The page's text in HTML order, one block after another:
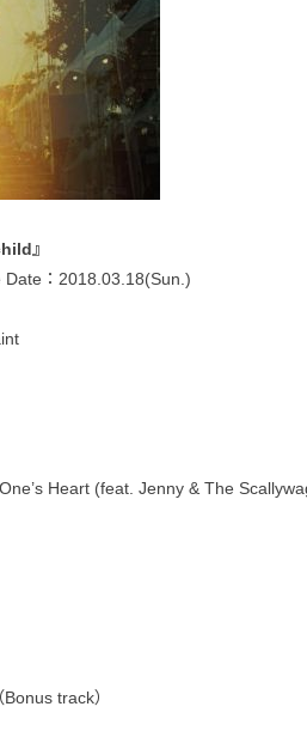
』
：2018.03.18(Sun.)
Heart (feat. Jenny & The
track）